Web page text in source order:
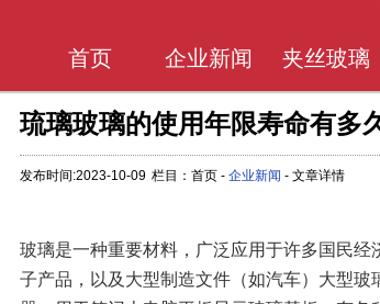
首页 企业新闻 夹丝玻璃
琉璃玻璃的使用年限寿命有多
发布时间:2023-10-09 栏目：首页 - 企业新闻 - 文章详情
玻璃是一种重要材料，广泛应用于许多国民
子产品，以及大型制造文件（如汽车）大型